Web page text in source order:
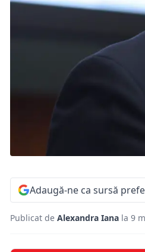
Adaugă-ne ca sursă
Publicat de Alexandra Iana la 9